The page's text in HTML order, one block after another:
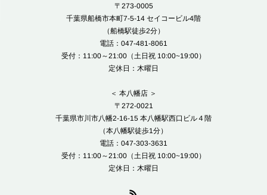
〒273-0005
千葉県船橋市本町7-5-14 セイコービル4階
（船橋駅徒歩2分）
電話：047-481-8061
受付：11:00～21:00（土日祝 10:00~19:00）
定休日：木曜日
＜ 本八幡店 ＞
〒272-0021
千葉県市川市八幡2-16-15 本八幡駅西口ビル４階
（本八幡駅徒歩1分）
電話：047-303-3631
受付：11:00～21:00（土日祝 10:00~19:00）
定休日：木曜日